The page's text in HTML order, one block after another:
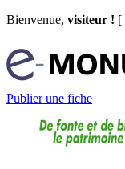
Bienvenue, visiteur ! [
Publier une fiche